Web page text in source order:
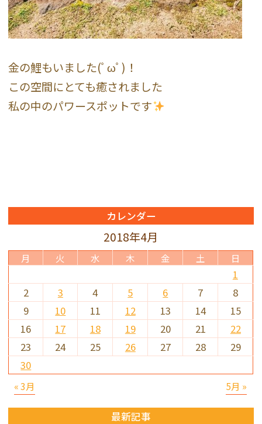
金の鯉もいました(ﾟωﾟ)！
この空間にとても癒されました
私の中のパワースポットです
カレンダー
2018年4月
月 火 水 木 金 土 日
« 3月 5月 »
1
2
3 4 5 6 7
8
9
10 11 12 13 14
15
16
17 18 19 20 21
22
23
24 25 26 27 28
29
30
最新記事